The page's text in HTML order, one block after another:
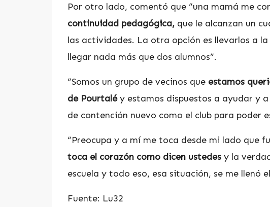
Por otro lado, comentó que “una mamá me
continuidad pedagógica, que le alcanzan un
las actividades. La otra opción es llevarlos a
llegar nada más que dos alumnos”.
“Somos un grupo de vecinos que estamos
de Pourtaléy estamos dispuestos a ayudar y
de contención nuevo como el club para poder
“Preocupa y a mí me toca desde mi lado que
toca el corazón como dicen ustedes y la
escuela y todo eso, esa situación, se me llenó
Fuente: Lu32